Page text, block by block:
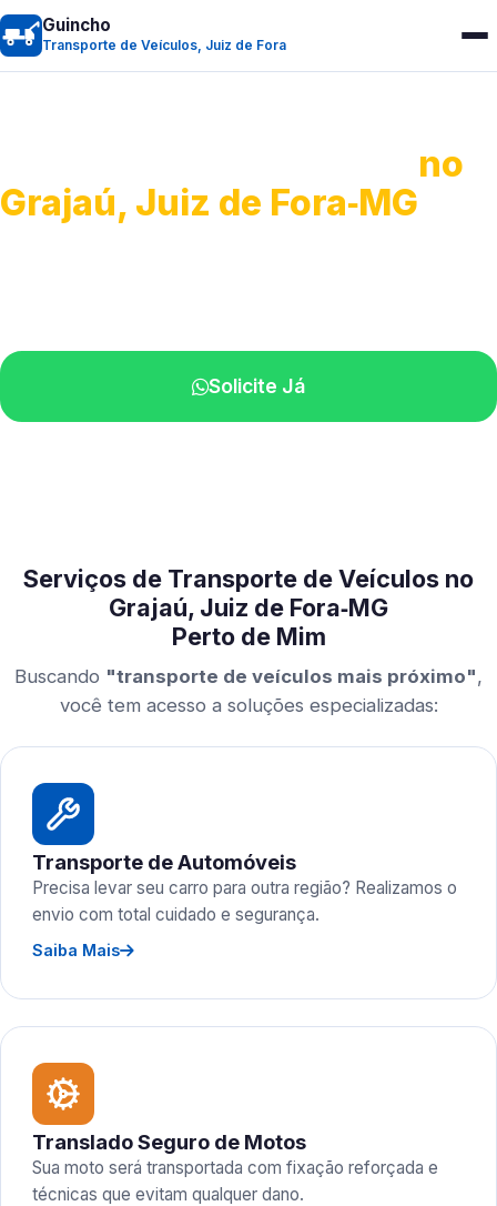
Guincho
Transporte de Veículos, Juiz de Fora
no
Grajaú, Juiz de Fora‑MG
Solicite Já
Serviços de Transporte de Veículos no
Grajaú, Juiz de Fora‑MG
Perto de Mim
Buscando "transporte de veículos mais próximo",
você tem acesso a soluções especializadas:
Transporte de Automóveis
Precisa levar seu carro para outra região? Realizamos o
envio com total cuidado e segurança.
Saiba Mais
Translado Seguro de Motos
Sua moto será transportada com fixação reforçada e
técnicas que evitam qualquer dano.